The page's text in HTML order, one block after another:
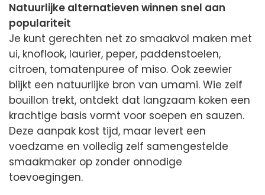
Natuurlijke alternatieven winnen snel aan
populariteit
Je kunt gerechten net zo smaakvol maken met
ui, knoflook, laurier, peper, paddenstoelen,
citroen, tomatenpuree of miso. Ook zeewier
blijkt een natuurlijke bron van umami. Wie zelf
bouillon trekt, ontdekt dat langzaam koken een
krachtige basis vormt voor soepen en sauzen.
Deze aanpak kost tijd, maar levert een
voedzame en volledig zelf samengestelde
smaakmaker op zonder onnodige
toevoegingen.